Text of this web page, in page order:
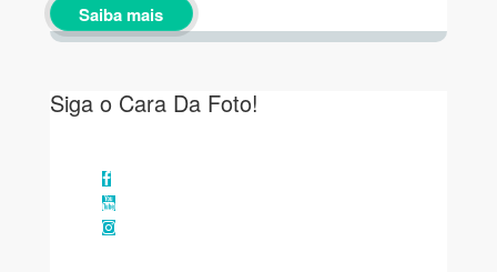
Saiba mais
Siga o Cara Da Foto!
Facebook
YouTube
Instagram